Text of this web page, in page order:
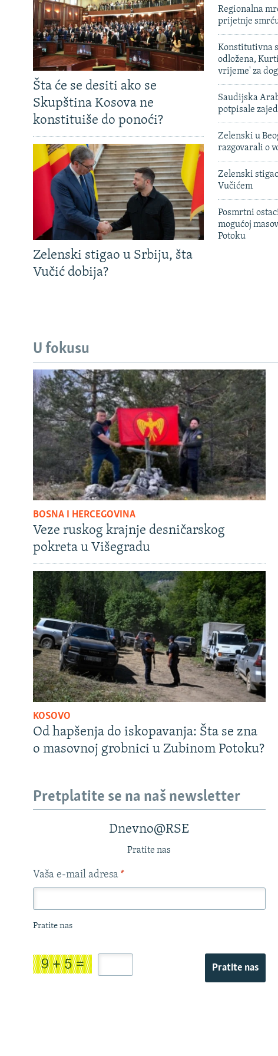
Šta će se desiti ako se
Skupština Kosova ne
konstituiše do ponoći?
Zelenski stigao u Srbiju, šta
Vučić dobija?
Regionalna
prijetnje
Konstitutivna
odložena,
vrijeme' za
Saudijska
potpisale
Zelenski u
razgovarali o
Zelenski
Vučićem
Posmrtni
mogućoj
Potoku
U fokusu
BOSNA I HERCEGOVINA
Veze ruskog krajnje desničarskog
pokreta u Višegradu
KOSOVO
Od hapšenja do iskopavanja: Šta se zna
o masovnoj grobnici u Zubinom Potoku?
Pretplatite se na naš newsletter
Dnevno@RSE
Pratite nas
Vaša e-mail adresa *
Pratite nas
Pratite nas